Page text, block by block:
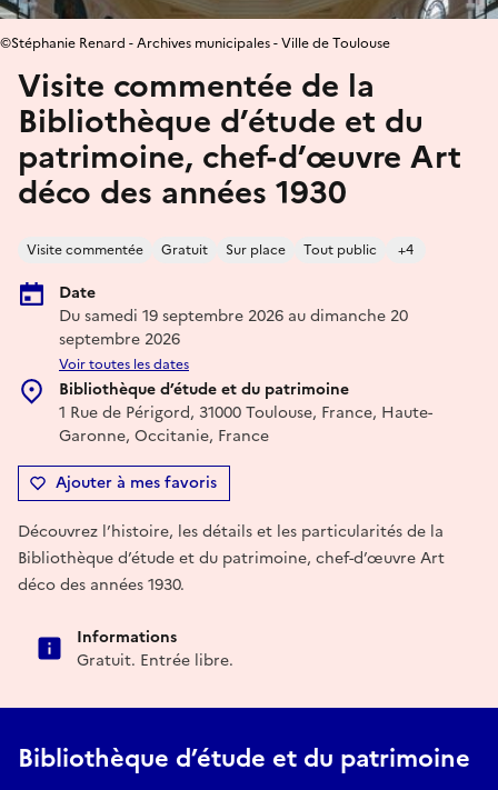
Visite commentée de la
Bibliothèque d’étude et du
patrimoine, chef-d’œuvre Art
déco des années 1930
Visite commentée Gratuit Sur place Tout public +4
Date
Du samedi 19 septembre 2026 au dimanche 20
septembre 2026
Voir toutes les dates
Bibliothèque d’étude et du patrimoine
1 Rue de Périgord, 31000 Toulouse, France, Haute-
Garonne, Occitanie, France
Ajouter à mes favoris
©Stéphanie Renard - Archives municipales - Ville de Toulouse
Découvrez l’histoire, les détails et les particularités de la
Bibliothèque d’étude et du patrimoine, chef-d’œuvre Art
déco des années 1930.
Informations
Gratuit. Entrée libre.
Bibliothèque d’étude et du patrimoine